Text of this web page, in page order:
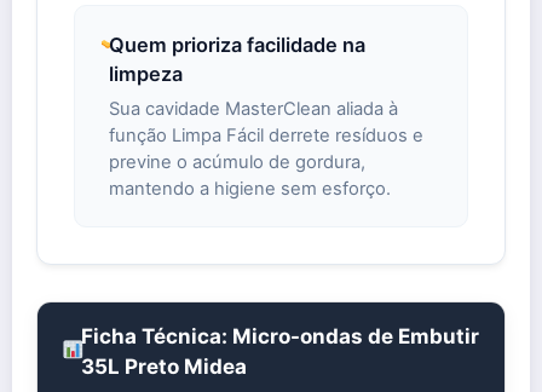
Quem prioriza facilidade na
limpeza
Sua cavidade MasterClean aliada à
função Limpa Fácil derrete resíduos e
previne o acúmulo de gordura,
mantendo a higiene sem esforço.
Ficha Técnica: Micro-ondas de Embutir
35L Preto Midea